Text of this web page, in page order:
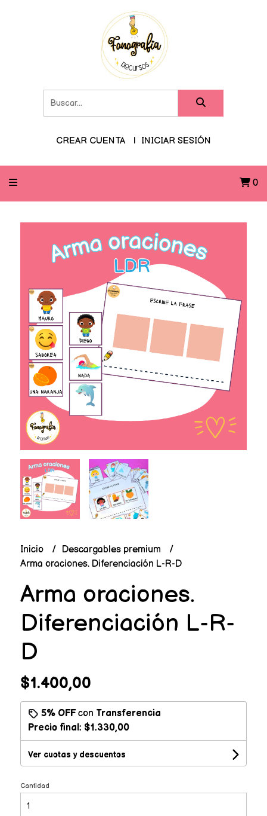
CREAR CUENTA INICIAR SESIÓN
0
Inicio
Descargables premium
Arma oraciones. Diferenciación L-R-D
Arma oraciones.
Diferenciación L-R-
D
$1.400,00
5% OFFcon Transferencia
Precio final: $1.330,00
Ver cuotas y descuentos
Cantidad